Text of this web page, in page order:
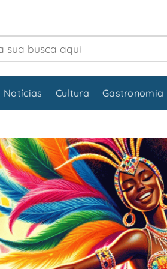
Notícias Cultura Gastronomia